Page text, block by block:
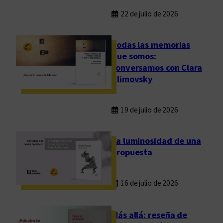
22 de julio de 2026
Todas las memorias
que somos:
conversamos con Clara
Klimovsky
19 de julio de 2026
La luminosidad de una
propuesta
16 de julio de 2026
Más allá: reseña de